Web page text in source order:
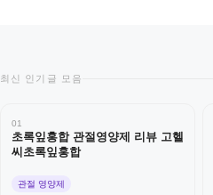
최신 인기글 모음
01
초록잎홍합 관절영양제 리뷰 고헬
씨초록잎홍합
관절 영양제